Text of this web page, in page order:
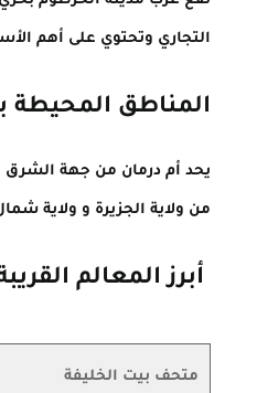
التجاري وتحتوي على أهم
المناطق المحيطة
يحد أم درمان من جهة الشرق
من ولاية الجزيرة و ولاية
أبرز المعالم
متحف بيت الخليفة